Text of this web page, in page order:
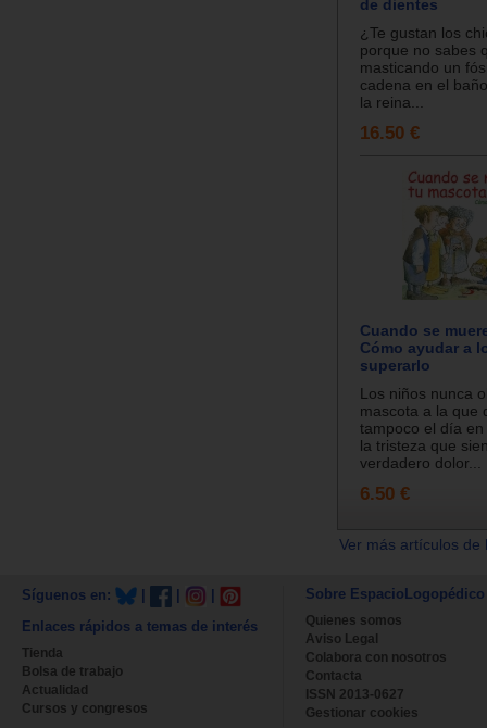
de dientes
¿Te gustan los
porque no sabes
masticando un
cadena en el
la reina...
16.50 €
Cuando se
Cómo ayudar a
superarlo
Los niños nunca
mascota a la que
tampoco el día
la tristeza que
verdadero dolor...
6.50 €
Ver más artículos
Síguenos en:
Enlaces rápidos a temas de interés
Tienda
Bolsa de trabajo
Actualidad
Cursos y congresos
Sobre EspacioLogopédico
Quienes somos
Aviso Legal
Colabora con nosotros
Contacta
ISSN 2013-0627
Gestionar cookies